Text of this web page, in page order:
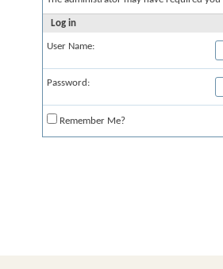
Log in
User Name:
Password:
Remember Me?